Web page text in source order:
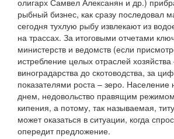
олигарх Самвел Алексанян и др.)
рыбный бизнес, как сразу последовал
сегодня тухлую рыбу извлекают из
на трассах. За итоговыми отчетами
министерств и ведомств (если
истребление целых отраслей хозяйства
виноградарства до скотоводства, за
показателями роста – зеро.
днем, недовольство правящим режимом
кипения, а потому, так называемая,
может оказаться в ситуации, когда
опередит предложение.